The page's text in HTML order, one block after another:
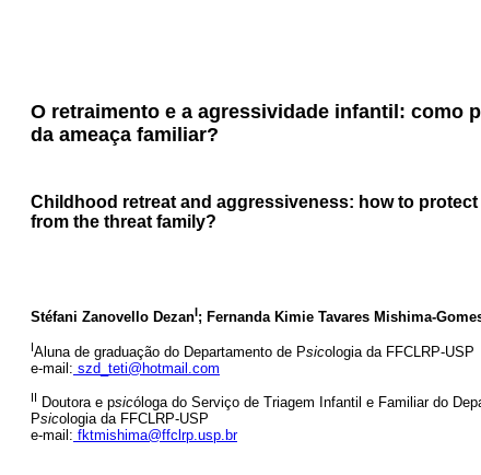
O retraimento e a agressividade infantil: como
da ameaça familiar?
Childhood retreat and aggressiveness: how to
from the threat family?
Stéfani Zanovello DezanI; Fernanda Kimie Tavares Mishima-
IAluna de graduação do Departamento de Psicologia da FFCLRP-USP
e-mail: szd_teti@hotmail.com
II Doutora e psicóloga do Serviço de Triagem Infantil e Familiar do
Psicologia da FFCLRP-USP
e-mail: fktmishima@ffclrp.usp.br